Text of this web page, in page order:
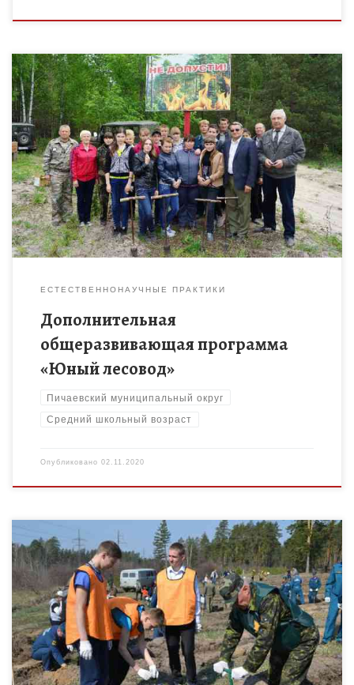
Знакомство детей среднего школьного возраста с основами
лесоводства и лесоразведения, приобщение учащихся к
природоохранной деятельности
ЕСТЕСТВЕННОНАУЧНЫЕ ПРАКТИКИ
Дополнительная
общеразвивающая программа
«Юный лесовод»
Пичаевский муниципальный округ
Средний школьный возраст
Опубликовано 02.11.2020
Знакомство детей среднего школьного возраста с основами
лесоводства и лесоразведения, приобщение их к
природоохранной деятельности